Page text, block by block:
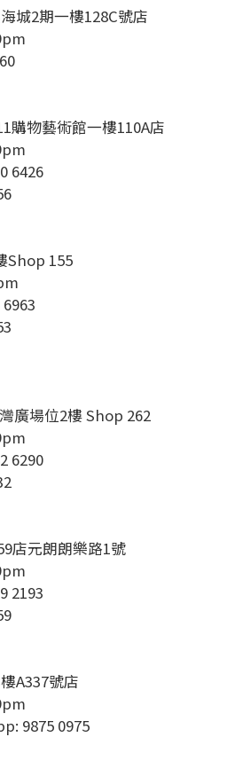
城2期一樓128C號店
購物藝術館一樓110A店
6426
Shop 155
廣場位2樓 Shop 262
6290
店元朗朗樂路1號
2193
A337號店
9875 0975